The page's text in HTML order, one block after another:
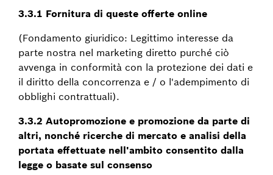
3.3.1 Fornitura di queste offerte online
(Fondamento giuridico: Legittimo interesse da
parte nostra nel marketing diretto purché ciò
avvenga in conformità con la protezione dei dati e
il diritto della concorrenza e / o l'adempimento di
obblighi contrattuali).
3.3.2 Autopromozione e promozione da parte di
altri, nonché ricerche di mercato e analisi della
portata effettuate nell'ambito consentito dalla
legge o basate sul consenso